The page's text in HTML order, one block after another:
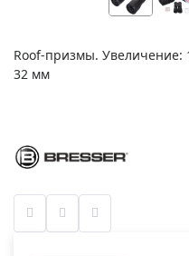
Roof-призмы. Увеличение:
32 мм